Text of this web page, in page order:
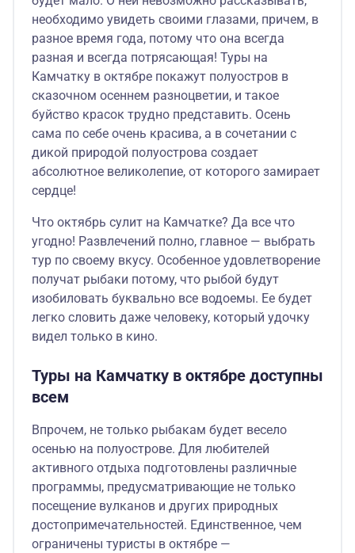
необходимо увидеть своими глазами, причем, в
разное время года, потому что она всегда
разная и всегда потрясающая! Туры на
Камчатку в октябре покажут полуостров в
сказочном осеннем разноцветии, и такое
буйство красок трудно представить. Осень
сама по себе очень красива, а в сочетании с
дикой природой полуострова создает
абсолютное великолепие, от которого замирает
сердце!
Что октябрь сулит на Камчатке? Да все что
угодно! Развлечений полно, главное — выбрать
тур по своему вкусу. Особенное удовлетворение
получат рыбаки потому, что рыбой будут
изобиловать буквально все водоемы. Ее будет
легко словить даже человеку, который удочку
видел только в кино.
Туры на Камчатку в октябре доступны
всем
Впрочем, не только рыбакам будет весело
осенью на полуострове. Для любителей
активного отдыха подготовлены различные
программы, предусматривающие не только
посещение вулканов и других природных
достопримечательностей. Единственное, чем
ограничены туристы в октябре —